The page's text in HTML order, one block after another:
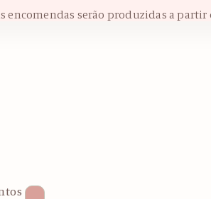
encomendas serão produzidas a partir